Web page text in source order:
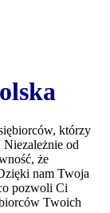
którzy
od
że
nam Twoja
pozwoli Ci
Twoich